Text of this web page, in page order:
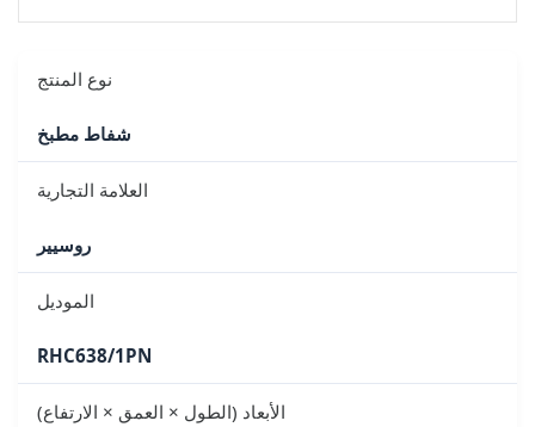
نوع المنتج
شفاط مطبخ
العلامة التجارية
روسيير
الموديل
RHC638/1PN
الأبعاد (الطول × العمق × الارتفاع)